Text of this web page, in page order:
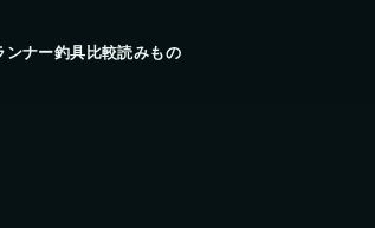
ンナー釣具比較読みもの